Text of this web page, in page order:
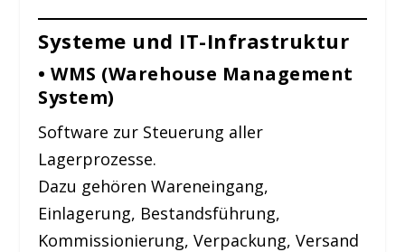
Systeme und IT-Infrastruktur
• WMS (Warehouse Management
System)
Software zur Steuerung aller
Lagerprozesse.
Dazu gehören Wareneingang,
Einlagerung, Bestandsführung,
Kommissionierung, Verpackung, Versand